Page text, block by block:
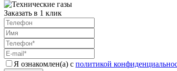
Заказать в 1 клик
Я ознакомлен(а) с политикой